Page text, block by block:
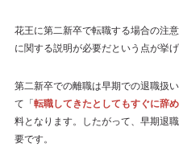
花王に第二新卒で転職する場合の注
に関する説明が必要だという点が挙げ
第二新卒での離職は早期での退職扱
て「 転職してきたとしてもすぐに辞
料となります。したがって、早期退
要です。